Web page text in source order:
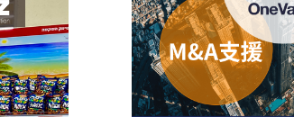
ベトナム人材
特定技能